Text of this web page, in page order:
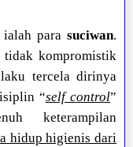
ialah parasuciwan.
tidak kompromistik
tercela dirinya
“self control”
keterampilan
hidup higienis dari